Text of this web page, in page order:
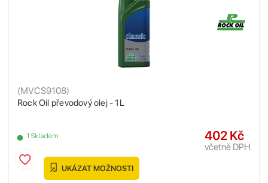
Rock Oil převodový olej - 1L
(MVCS9108)
1 Skladem 402 Kč
včetně DPH
UKÁZAT MOŽNOSTI